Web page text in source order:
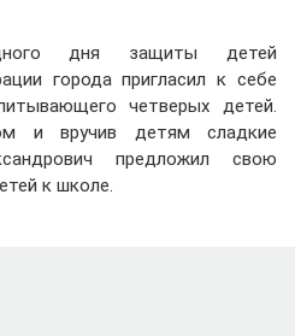
дня защиты детей
города пригласил к себе
четверых детей.
и вручив детям сладкие
предложил свою
к школе.